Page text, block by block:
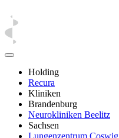
Holding
Recura
Kliniken
Brandenburg
Neurokliniken Beelitz
Sachsen
Lungenzentrum Coswig